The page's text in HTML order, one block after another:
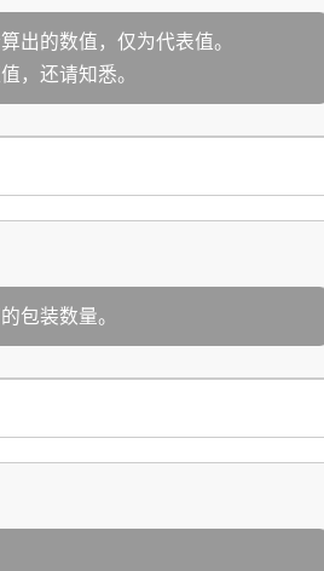
出的数值，仅为代表值。
，还请知悉。
包装数量。